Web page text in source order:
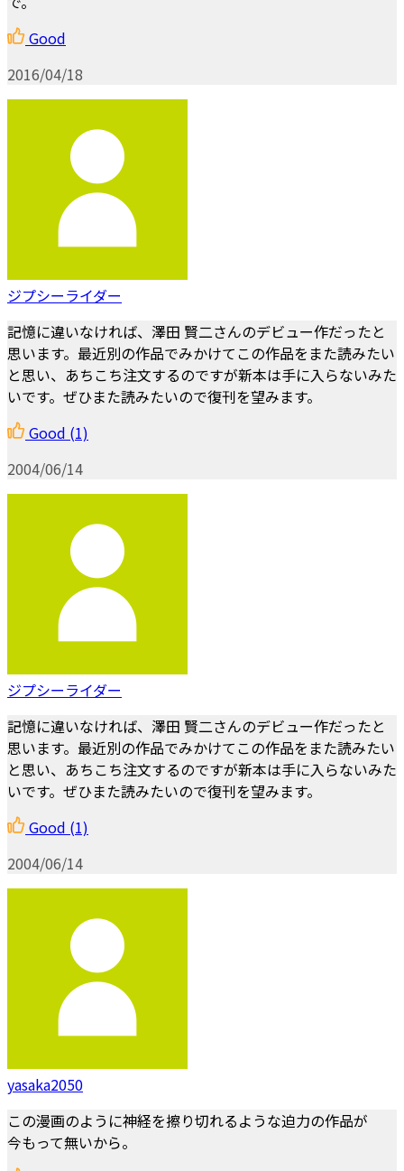
Good
2016/04/18
ジプシーライダー
記憶に違いなければ、澤田 賢二さんのデビュー作だったと
思います。最近別の作品でみかけてこの作品をまた読みたい
と思い、あちこち注文するのですが新本は手に入らないみた
いです。ぜひまた読みたいので復刊を望みます。
Good (1)
2004/06/14
ジプシーライダー
記憶に違いなければ、澤田 賢二さんのデビュー作だったと
思います。最近別の作品でみかけてこの作品をまた読みたい
と思い、あちこち注文するのですが新本は手に入らないみた
いです。ぜひまた読みたいので復刊を望みます。
Good (1)
2004/06/14
yasaka2050
この漫画のように神経を擦り切れるような迫力の作品が
今もって無いから。